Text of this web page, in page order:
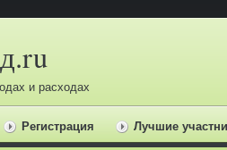
и расходах
Регистрация Лучшие